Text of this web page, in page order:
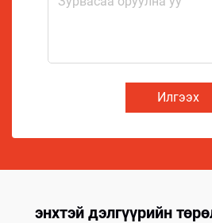
Илгээх
энхтэй дэлгүүрийн